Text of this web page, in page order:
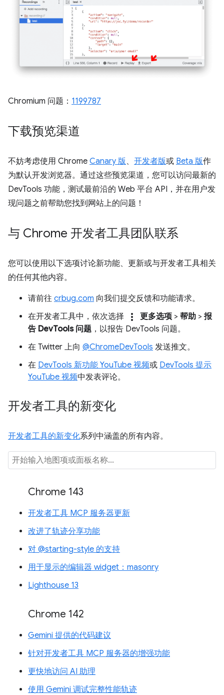
Chromium 问题： 1199787
下载预览渠道
不妨考虑使用 Chrome Canary 版 、 开发者版或 Beta 版作
为默认开发浏览器。通过这些预览渠道，您可以访问最新的
DevTools 功能，测试最前沿的 Web 平台 API，并在用户发
现问题之前帮助您找到网站上的问题！
与 Chrome 开发者工具团队联系
您可以使用以下选项讨论新功能、更新或与开发者工具相关
的任何其他内容。
请前往 crbug.com 向我们提交反馈和功能请求。
在开发者工具中，依次选择
more_vert 更多选项 > 帮助 > 报
告 DevTools 问题 ，以报告 DevTools 问题。
在 Twitter 上向 @ChromeDevTools 发送推文。
在 DevTools 新功能 YouTube 视频或 DevTools 提示
YouTube 视频中发表评论。
开发者工具的新变化
开发者工具的新变化系列中涵盖的所有内容。
Chrome 143
开发者工具 MCP 服务器更新
改进了轨迹分享功能
对 @starting-style 的支持
用于显示的编辑器 widget：masonry
Lighthouse 13
Chrome 142
Gemini 提供的代码建议
针对开发者工具 MCP 服务器的增强功能
更快地访问 AI 助理
使用 Gemini 调试完整性能轨迹